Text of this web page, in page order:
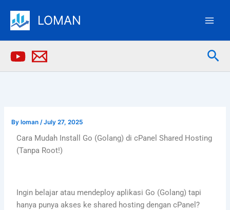
content
LOMAN
By loman/July 27, 2025
Cara Mudah Install Go (Golang) di cPanel Shared Hosting
(Tanpa Root!)
Ingin belajar atau mendeploy aplikasi Go (Golang) tapi
hanya punya akses ke shared hosting dengan cPanel?